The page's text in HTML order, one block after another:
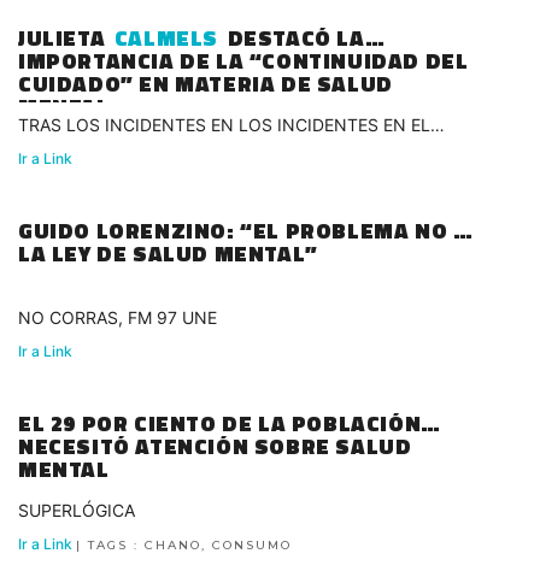
JULIETA CALMELS DESTACÓ LA
IMPORTANCIA DE LA “CONTINUIDAD DEL
CUIDADO” EN MATERIA DE SALUD
MENTAL
TRAS LOS INCIDENTES EN LOS INCIDENTES EN EL
DEPARTAMENTO DE PETINATTO
Ir a Link
GUIDO LORENZINO: “EL PROBLEMA NO ES
LA LEY DE SALUD MENTAL”
NO CORRAS, FM 97 UNE
Ir a Link
EL 29 POR CIENTO DE LA POBLACIÓN
NECESITÓ ATENCIÓN SOBRE SALUD
MENTAL
SUPERLÓGICA
Ir a Link | TAGS : CHANO, CONSUMO